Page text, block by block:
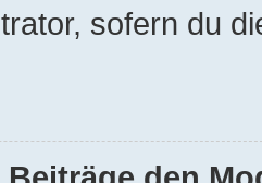
sofern du